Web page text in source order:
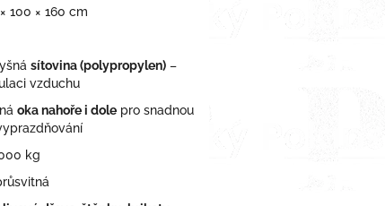
100 × 160 cm
sítovina (polypropylen) –
vzduchu
oka nahoře i dole pro snadnou
kg